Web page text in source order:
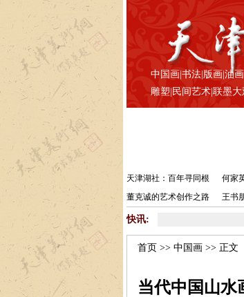
中国画 书法| 版画 油画
雕塑 民间艺术| 联墨大
天津湖社：百年寻同根 何家
董克诚的艺术创作之路
王书
快讯:
首页 >> 中国画 >> 正文
当代中国山水